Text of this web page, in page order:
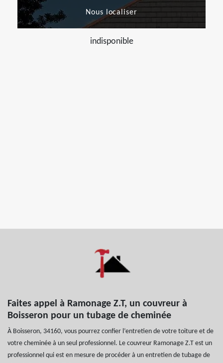
Nous localiser
indisponible
Faites appel à Ramonage Z.T, un couvreur à
Boisseron pour un tubage de cheminée
À Boisseron, 34160, vous pourrez confier l’entretien de votre toiture et de
votre cheminée à un seul professionnel. Le couvreur Ramonage Z.T est un
professionnel qui est en mesure de procéder à un entretien de tubage de